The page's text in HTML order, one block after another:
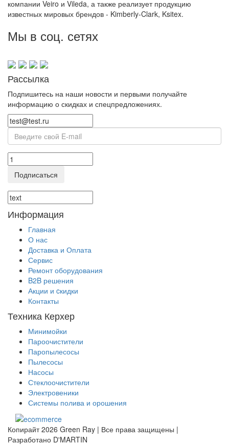
компании Veiro и Vileda, а также реализует продукцию
известных мировых брендов - Kimberly-Clark, Ksitex.
Мы в соц. сетях
Рассылка
Подпишитесь на наши новости и первыми получайте
информацию о скидках и спецпредложениях.
Подписаться
Информация
Главная
О нас
Доставка и Оплата
Сервис
Ремонт оборудования
B2B решения
Акции и cкидки
Контакты
Техника Керхер
Минимойки
Пароочистители
Паропылесосы
Пылесосы
Насосы
Стеклоочистители
Электровеники
Системы полива и орошения
Копирайт 2026 Green Ray | Все права защищены |
Разработано D'MARTIN